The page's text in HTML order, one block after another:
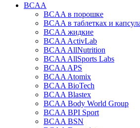
BCAA
BCAA в порошке
BCAA в таблетках и
BCAA жидкие
BCAA ActivLab
BCAA AllNutrition
BCAA AllSports Labs
BCAA APS
BCAA Atomix
BCAA BioTech
BCAA Blastex
BCAA Body World Group
BCAA BPI Sport
BCAA BSN